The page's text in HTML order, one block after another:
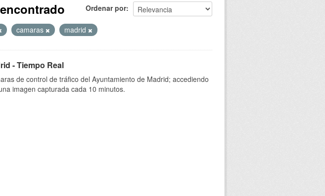
Ordenar por
camaras madrid
- Tiempo Real
de control de tráfico del Ayuntamiento de Madrid; accediendo
imagen capturada cada 10 minutos.